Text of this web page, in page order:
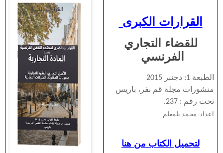
القرارات الكبرى
للقضاء التجاري
الفرنسي
الطبعة 1: دجنبر 2015
منشورات مجلة قم نفر، باريس
تحت رقم : 237.
اعداد: محمد بلمعلم
لتحميل الكتاب من هنا